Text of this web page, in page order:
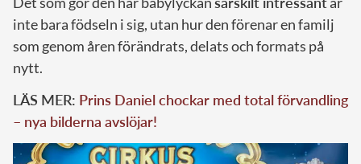
inte bara födseln i sig, utan hur den förenar en familj
som genom åren förändrats, delats och formats på
nytt.
LÄS MER: Prins Daniel chockar med total förvandling
– nya bilderna avslöjar!